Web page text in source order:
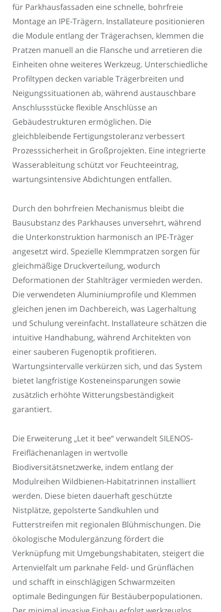
für Parkhausfassaden eine schnelle, bohrfreie
Montage an IPE-Trägern. Installateure positionieren
die Module entlang der Trägerachsen, klemmen die
Pratzen manuell an die Flansche und arretieren die
Einheiten ohne weiteres Werkzeug. Unterschiedliche
Profiltypen decken variable Trägerbreiten und
Neigungssituationen ab, während austauschbare
Anschlussstücke flexible Anschlüsse an
Gebäudestrukturen ermöglichen. Die
gleichbleibende Fertigungstoleranz verbessert
Prozesssicherheit in Großprojekten. Eine integrierte
Wasserableitung schützt vor Feuchteeintrag,
wartungsintensive Abdichtungen entfallen.
Durch den bohrfreien Mechanismus bleibt die
Bausubstanz des Parkhauses unversehrt, während
die Unterkonstruktion harmonisch an IPE-Träger
angesetzt wird. Spezielle Klemmpratzen sorgen für
gleichmäßige Druckverteilung, wodurch
Deformationen der Stahlträger vermieden werden.
Die verwendeten Aluminiumprofile und Klemmen
gleichen jenen im Dachbereich, was Lagerhaltung
und Schulung vereinfacht. Installateure schätzen die
intuitive Handhabung, während Architekten von
einer sauberen Fugenoptik profitieren.
Wartungsintervalle verkürzen sich, und das System
bietet langfristige Kosteneinsparungen sowie
zusätzlich erhöhte Witterungsbeständigkeit
garantiert.
Die Erweiterung „Let it bee“ verwandelt SILENOS-
Freiflächenanlagen in wertvolle
Biodiversitätsnetzwerke, indem entlang der
Modulreihen Wildbienen-Habitatrinnen installiert
werden. Diese bieten dauerhaft geschützte
Nistplätze, gepolsterte Sandkuhlen und
Futterstreifen mit regionalen Blühmischungen. Die
ökologische Modulergänzung fördert die
Verknüpfung mit Umgebungshabitaten, steigert die
Artenvielfalt um parknahe Feld- und Grünflächen
und schafft in einschlägigen Schwarmzeiten
optimale Bedingungen für Bestäuberpopulationen.